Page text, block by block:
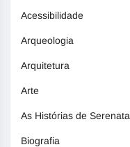
Acessibilidade
Arqueologia
Arquitetura
Arte
As Histórias de Serenata
Biografia